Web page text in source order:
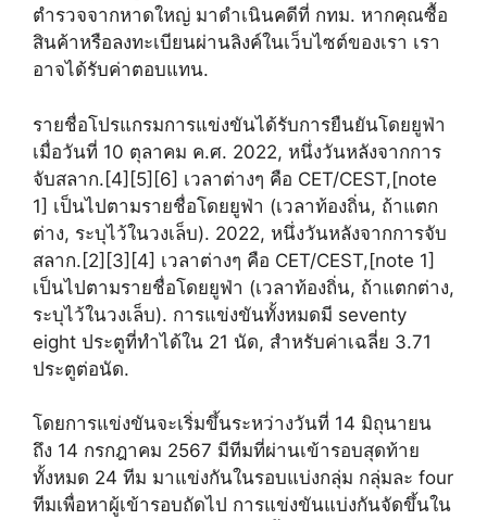
ตำรวจจากหาดใหญ่ มาดำเนินคดีที่ กทม. หากคุณซื้อ
สินค้าหรือลงทะเบียนผ่านลิงค์ในเว็บไซต์ของเรา เรา
อาจได้รับค่าตอบแทน.
รายชื่อโปรแกรมการแข่งขันได้รับการยืนยันโดยยูฟ่า
เมื่อวันที่ 10 ตุลาคม ค.ศ. 2022, หนึ่งวันหลังจากการ
จับสลาก.[4][5][6] เวลาต่างๆ คือ CET/CEST,[note
1] เป็นไปตามรายชื่อโดยยูฟ่า (เวลาท้องถิ่น, ถ้าแตก
ต่าง, ระบุไว้ในวงเล็บ). 2022, หนึ่งวันหลังจากการจับ
สลาก.[2][3][4] เวลาต่างๆ คือ CET/CEST,[note 1]
เป็นไปตามรายชื่อโดยยูฟ่า (เวลาท้องถิ่น, ถ้าแตกต่าง,
ระบุไว้ในวงเล็บ). การแข่งขันทั้งหมดมี seventy
eight ประตูที่ทำได้ใน 21 นัด, สำหรับค่าเฉลี่ย 3.71
ประตูต่อนัด.
โดยการแข่งขันจะเริ่มขึ้นระหว่างวันที่ 14 มิถุนายน
ถึง 14 กรกฎาคม 2567 มีทีมที่ผ่านเข้ารอบสุดท้าย
ทั้งหมด 24 ทีม มาแข่งกันในรอบแบ่งกลุ่ม กลุ่มละ four
ทีมเพื่อหาผู้เข้ารอบถัดไป การแข่งขันแบ่งกันจัดขึ้นใน